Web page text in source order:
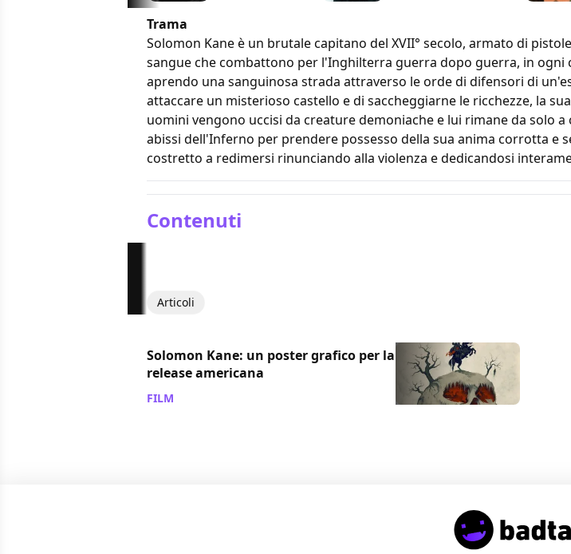
Trama
Solomon Kane è un brutale capitano del XVII° secolo, armato di
sangue che combattono per l'Inghilterra guerra dopo guerra, in ogni
aprendo una sanguinosa strada attraverso le orde di difensori di
attaccare un misterioso castello e di saccheggiarne le ricchezze, la
uomini vengono uccisi da creature demoniache e lui rimane da solo
abissi dell'Inferno per prendere possesso della sua anima corrotta e
costretto a redimersi rinunciando alla violenza e dedicandosi
Contenuti
Articoli
Solomon Kane: un poster grafico per la
release americana
FILM